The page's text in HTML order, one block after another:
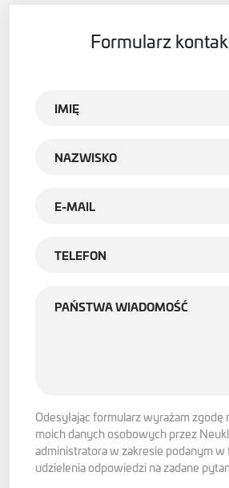
Formularz
Odesyłając formularz wyrażam zgodę
moich danych osobowych przez
administratora w zakresie podanym
udzielenia odpowiedzi na zadane